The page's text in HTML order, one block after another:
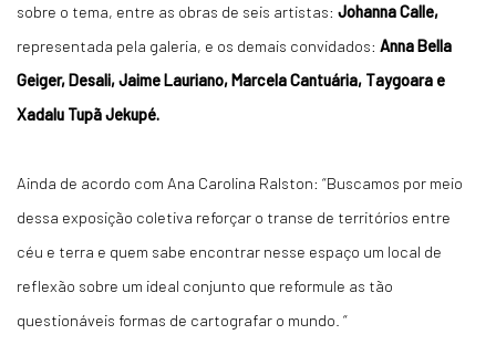
sobre o tema, entre as obras de seis artistas: Johanna Calle,
representada pela galeria, e os demais convidados: Anna Bella
Geiger, Desali, Jaime Lauriano, Marcela Cantuária, Taygoara e
Xadalu Tupã Jekupé.
Ainda de acordo com Ana Carolina Ralston: “Buscamos por meio
dessa exposição coletiva reforçar o transe de territórios entre
céu e terra e quem sabe encontrar nesse espaço um local de
reflexão sobre um ideal conjunto que reformule as tão
questionáveis formas de cartografar o mundo. “